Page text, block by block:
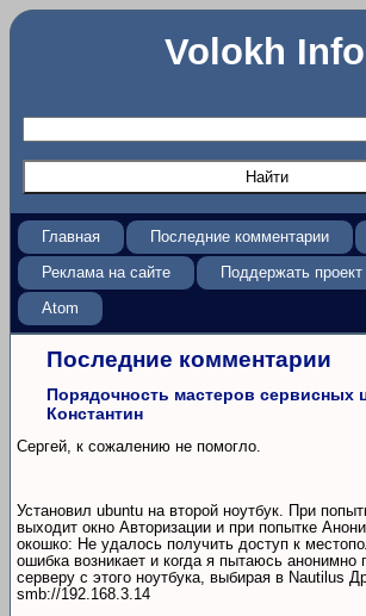
Volokh Info
Главная Последние комментарии
Реклама на сайте
Поддержать проект
Atom
Последние комментарии
Порядочность мастеров сервисных
Константин
Сергей, к сожалению не помогло.
Установил ubuntu на второй ноутбук. При
выходит окно Авторизации и при попытке
окошко: Не удалось получить доступ к
ошибка возникает и когда я пытаюсь анонимно
серверу с этого ноутбука, выбирая в Nautilus
smb://192.168.3.14